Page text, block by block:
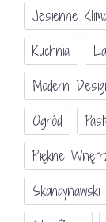
Jesienne
Kuchnia
Modern
Ogród
Piękne